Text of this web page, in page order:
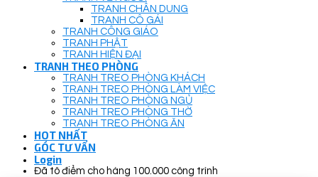
TRANH CHÂN DUNG
TRANH CÔ GÁI
TRANH CÔNG GIÁO
TRANH PHẬT
TRANH HIỆN ĐẠI
TRANH THEO PHÒNG
TRANH TREO PHÒNG KHÁCH
TRANH TREO PHÒNG LÀM VIỆC
TRANH TREO PHÒNG NGỦ
TRANH TREO PHÒNG THỜ
TRANH TREO PHÒNG ĂN
HOT NHẤT
GÓC TƯ VẤN
Login
Đã tô điểm cho hàng 100.000 công trình